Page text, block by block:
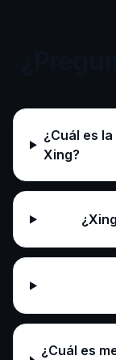
¿Cuál es
Xing?
¿Cuál es